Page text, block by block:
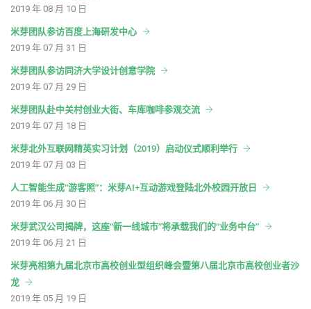
2019 年 08 月 10 日
米芽团队参访百度上海研发中心
2019 年 07 月 31 日
米芽团队参访同济大学设计创意学院
2019 年 07 月 29 日
米芽团队赴中关村创业大街、车库咖啡参观交流
2019 年 07 月 18 日
米芽北外互联网精英实习计划（2019）启动仪式顺利举行
2019 年 07 月 03 日
人工智能生成“游客照”：米芽AI+互动游戏登陆北外校园开放日
2019 年 06 月 30 日
米芽武汉公司揭牌，这座“新一线城市”将承载我们的“业务中台”
2019 年 06 月 21 日
米芽亮相第九届北京市高校创业型组织峰会暨第八届北京市高校创业者沙
龙
2019 年 05 月 19 日